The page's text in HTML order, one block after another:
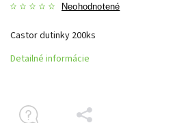
Neohodnotené
Castor dutinky 200ks
Detailné informácie